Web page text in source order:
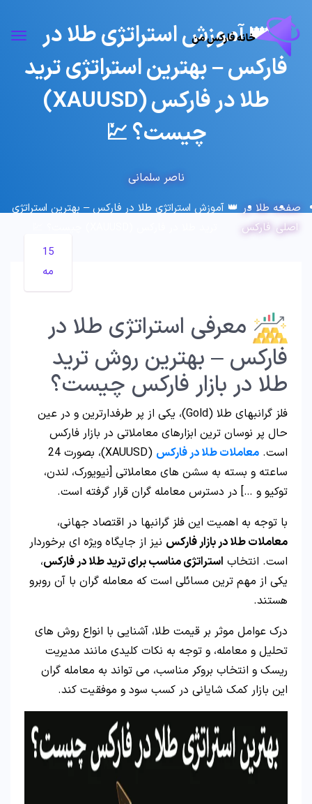
👑 آموزش استراتژی طلا در
فارکس – بهترین استراتژی ترید
طلا در فارکس (XAUUSD)
چیست؟ 💹
ناصر سلمانی
صفحه
اصلی
طلا در
فارکس
👑 آموزش استراتژی طلا در فارکس – بهترین استراتژی
15
مه
معرفی استراتژی طلا در
فارکس – بهترین روش ترید
طلا در بازار فارکس چیست؟
فلز گرانبهای طلا (Gold)، یکی از پر طرفدارترین و در عین
حال پر نوسان ترین ابزارهای معاملاتی در بازار فارکس
است. معاملات طلا در فارکس
(XAUUSD)، بصورت 24
ساعته و بسته به سشن های معاملاتی [نیویورک، لندن،
توکیو و …] در دسترس معامله گران قرار گرفته است.
با توجه به اهمیت این فلز گرانبها در اقتصاد جهانی،
معاملات طلا در بازار فارکس نیز از جایگاه ویژه ای برخوردار
است. انتخاب استراتژی مناسب برای ترید طلا در فارکس،
یکی از مهم ترین مسائلی است که معامله گران با آن روبرو
هستند.
درک عوامل موثر بر قیمت طلا، آشنایی با انواع روش های
تحلیل و معامله، و توجه به نکات کلیدی مانند مدیریت
ریسک و انتخاب بروکر مناسب، می تواند به معامله گران
این بازار کمک شایانی در کسب سود و موفقیت کند.